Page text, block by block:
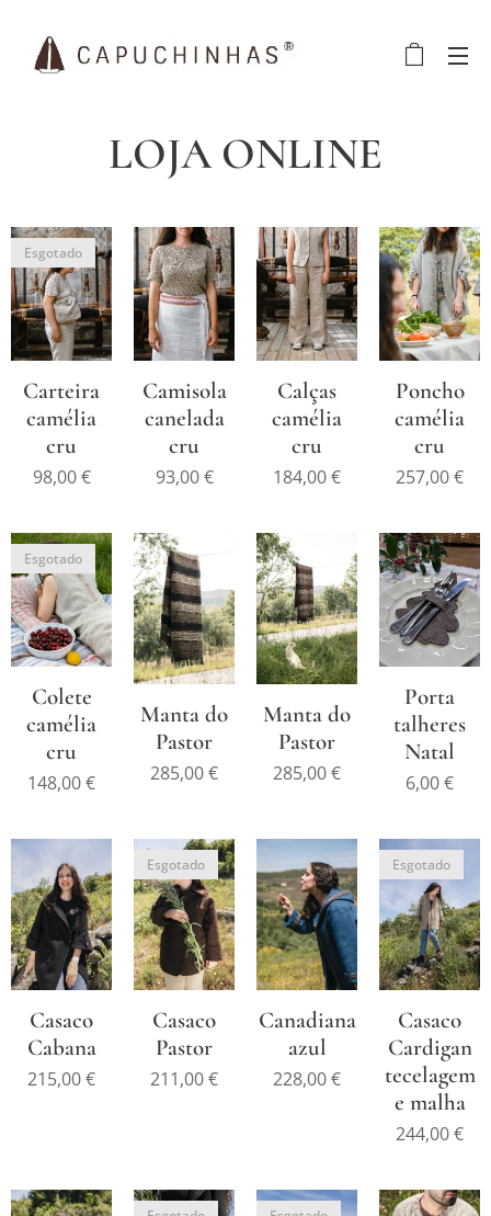
LOJA ONLINE
Carteira
camélia
cru
Esgotado
98,00€
Camisola
canelada
cru
93,00€
Calças
camélia
cru
184,00€
Poncho
camélia
cru
257,00€
Colete
camélia
cru
Esgotado
148,00€
Manta do
Pastor
285,00€
Manta do
Pastor
285,00€
Porta
talheres
Natal
6,00€
Casaco
Cabana
215,00€
Casaco
Pastor
Esgotado
211,00€
Canadiana
azul
228,00€
Casaco
Cardigan
tecelagem
e malha
Esgotado
244,00€